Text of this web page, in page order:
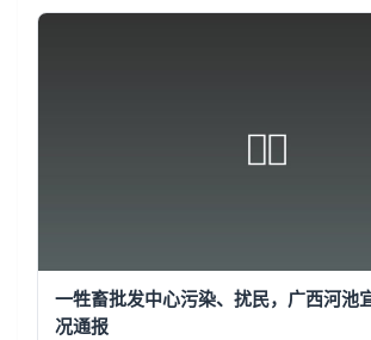
一牲畜批发中心污染、扰民，广西河池
况通报